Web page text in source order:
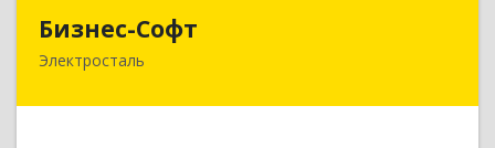
Бизнес-Софт
Электросталь
144000, Московская обл, Электросталь г, Карла